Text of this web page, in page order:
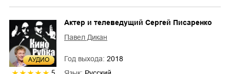
AУДИО
Актер и телеведущий Сергей Писаренко
Павел Дикан
Год выхода: 2018